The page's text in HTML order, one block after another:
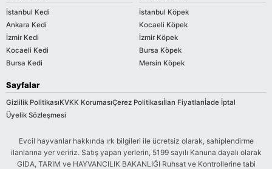
İstanbul Kedi
Ankara Kedi
İzmir Kedi
Kocaeli Kedi
Bursa Kedi
İstanbul Köpek
Kocaeli Köpek
İzmir Köpek
Bursa Köpek
Mersin Köpek
Sayfalar
Gizlilik PolitikasıKVKK KorumasıÇerez Politikasıİlan Fiyatlarıİade İptal
Üyelik Sözleşmesi
Evcil hayvanlar hakkında ırk bilgileri ile ücretsiz olarak, sahiplendirme
ilanlarına yer veririz. Satış yapan yerlerin, 5199 sayılı Kanuna dayalı olarak
GIDA, TARIM ve HAYVANCILIK BAKANLIĞI Ruhsat ve Kontrollerine tabi